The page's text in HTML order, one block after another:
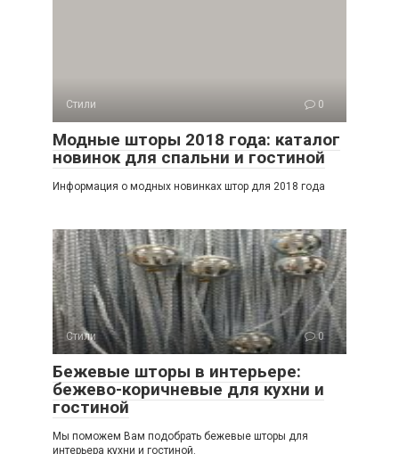
Стили 0
Модные шторы 2018 года: каталог
новинок для спальни и гостиной
Информация о модных новинках штор для 2018 года
Стили 0
Бежевые шторы в интерьере:
бежево-коричневые для кухни и
гостиной
Мы поможем Вам подобрать бежевые шторы для
интерьера кухни и гостиной.